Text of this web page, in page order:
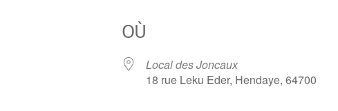
OÙ
Local des Joncaux
18 rue Leku Eder, Hendaye, 64700